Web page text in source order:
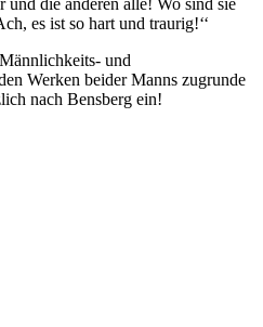
es ist so hart und traurig!‘‘
und
Werken beider Manns zugrunde
nach Bensberg ein!